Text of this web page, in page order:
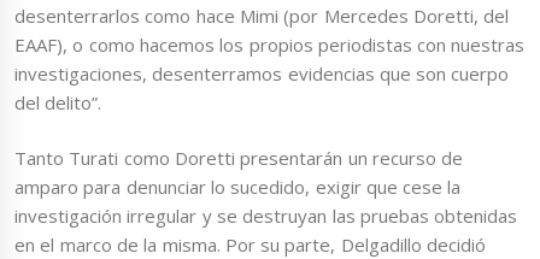
desenterrarlos como hace Mimi (por Mercedes Doretti, del
EAAF), o como hacemos los propios periodistas con nuestras
investigaciones, desenterramos evidencias que son cuerpo
del delito”.
Tanto Turati como Doretti presentarán un recurso de
amparo para denunciar lo sucedido, exigir que cese la
investigación irregular y se destruyan las pruebas obtenidas
en el marco de la misma. Por su parte, Delgadillo decidió